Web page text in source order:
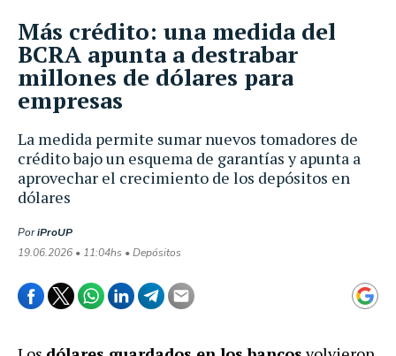
La medida permite sumar nuevos tomadores de
crédito bajo un esquema de garantías y apunta a
aprovechar el crecimiento de los depósitos en
dólares
PoriProUP
19.06.2026 • 11:04hs • Depósitos
Más crédito: una medida del
BCRA apunta a destrabar
millones de dólares para
empresas